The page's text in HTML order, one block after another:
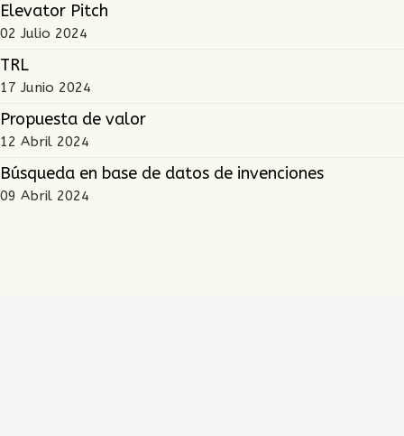
Elevator Pitch
02 Julio 2024
TRL
17 Junio 2024
Propuesta de valor
12 Abril 2024
Búsqueda en base de datos de invenciones
09 Abril 2024